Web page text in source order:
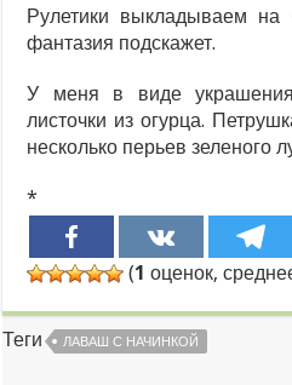
Рулетики выкладываем
фантазия подскажет.
У меня в виде
листочки из огурца.
несколько перьев зеленого
*
(1 оценок,
Теги ЛАВАШ С НАЧИНКОЙ